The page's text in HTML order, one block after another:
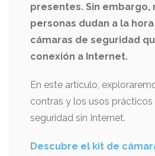
presentes. Sin embargo,
personas dudan a la
cámaras de seguridad
conexión a Internet.
En este artículo,
contras y los usos
seguridad sin Internet.
Descubre el kit de